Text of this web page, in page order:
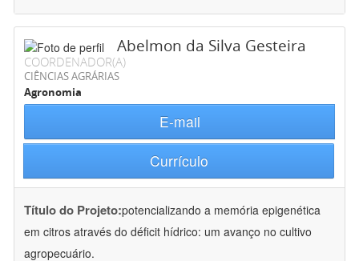
Abelmon da Silva Gesteira
COORDENADOR(A)
CIÊNCIAS AGRÁRIAS
Agronomia
E-mail
Currículo
Título do Projeto:potencializando a memória epigenética
em citros através do déficit hídrico: um avanço no cultivo
agropecuário.